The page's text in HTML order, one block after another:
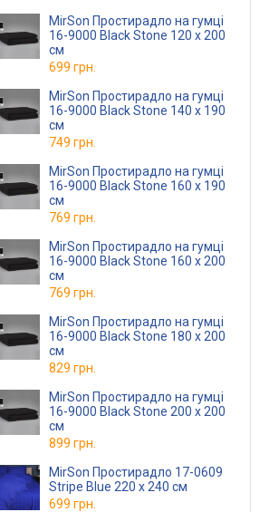
MirSon Простирадло на гумці
16-9000 Black Stone 120 х 200
см
699 грн.
MirSon Простирадло на гумці
16-9000 Black Stone 140 х 190
см
749 грн.
MirSon Простирадло на гумці
16-9000 Black Stone 160 х 190
см
769 грн.
MirSon Простирадло на гумці
16-9000 Black Stone 160 х 200
см
769 грн.
MirSon Простирадло на гумці
16-9000 Black Stone 180 х 200
см
829 грн.
MirSon Простирадло на гумці
16-9000 Black Stone 200 х 200
см
899 грн.
MirSon Простирадло 17-0609
Stripe Blue 220 х 240 см
699 грн.